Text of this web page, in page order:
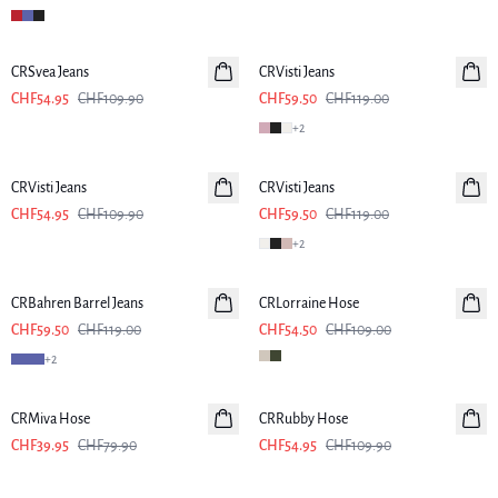
-50%
CRSvea Jeans
CHF54.95 CHF109.90
CRVisti Jeans
CHF59.50 CHF119.00
+2
CRVisti Jeans
CHF54.95 CHF109.90
CRVisti Jeans
CHF59.50 CHF119.00
+2
CRBahren Barrel Jeans
CHF59.50 CHF119.00
+2
CRLorraine Hose
CHF54.50 CHF109.00
CRMiva Hose
CHF39.95 CHF79.90
CRRubby Hose
CHF54.95 CHF109.90